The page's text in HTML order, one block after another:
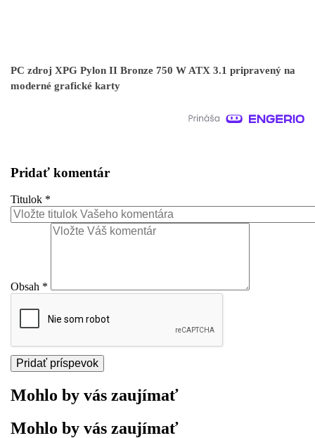
PC zdroj XPG Pylon II Bronze 750 W ATX 3.1 pripravený na
moderné grafické karty
Pridať komentár
Titulok *
Obsah *
Mohlo by vás zaujímať
Mohlo by vás zaujímať